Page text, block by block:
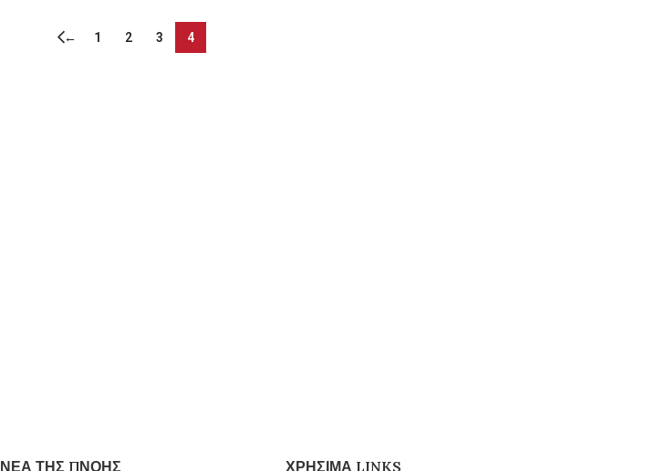
← 1 2 3 4
ΝΕΑ ΤΗΣ ΠΝΟΗΣ ΧΡΗΣΙΜΑ LINKS